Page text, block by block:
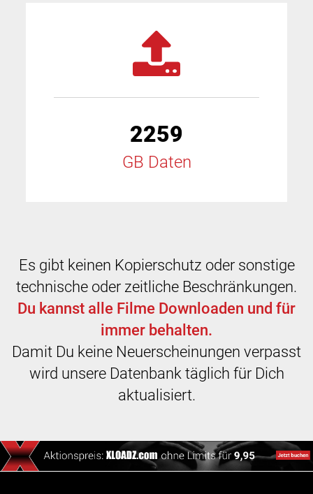
2259
GB Daten
Es gibt keinen Kopierschutz oder sonstige
technische oder zeitliche Beschränkungen.
Du kannst alle Filme Downloaden und für
immer behalten.
Damit Du keine Neuerscheinungen verpasst
wird unsere Datenbank täglich für Dich
aktualisiert.